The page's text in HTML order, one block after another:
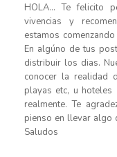
HOLA… Te felicito
vivencias y
estamos
En algúno de tus
distribuir los dias.
conocer la realidad
playas etc, u hoteles
realmente. Te
pienso en llevar algo
Saludos